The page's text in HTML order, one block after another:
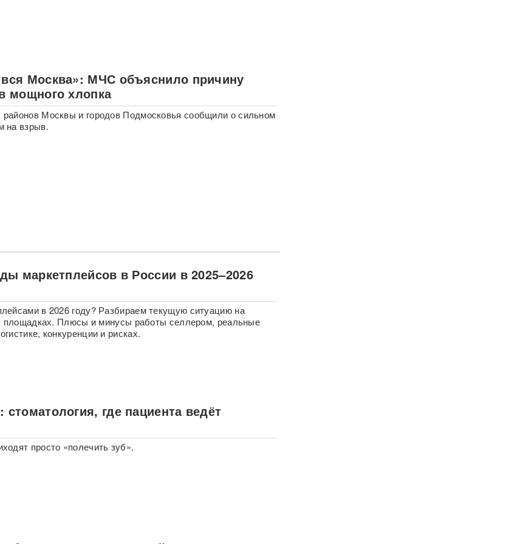
Москва»: МЧС объяснило причину
мощного хлопка
районов Москвы и городов Подмосковья сообщили о сильном
на взрыв.
маркетплейсов в России в 2025–2026
в 2026 году? Разбираем текущую ситуацию на
площадках. Плюсы и минусы работы селлером, реальные
конкуренции и рисках.
где пациента ведёт
просто «полечить зуб».